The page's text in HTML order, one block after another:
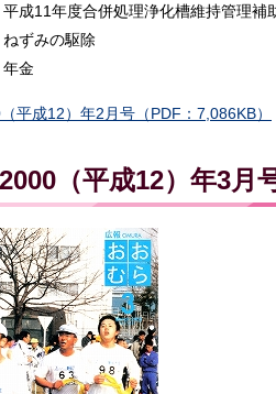
平成11年度合併処理浄化槽維持管理補
ねずみの駆除
年金
平成12）年2月号（PDF：7,086KB）
2000（平成12）年3月